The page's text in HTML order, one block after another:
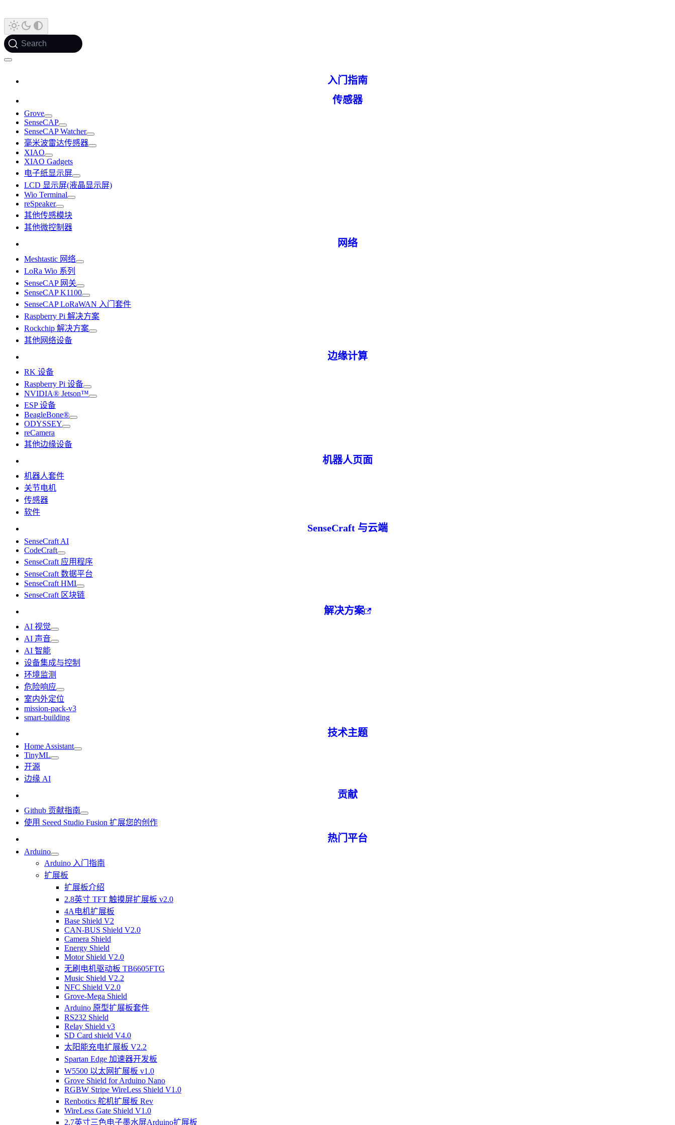
Search
入门指南
传感器
Grove
SenseCAP
SenseCAP Watcher
毫米波雷达传感器
XIAO
XIAO Gadgets
电子纸显示屏
LCD 显示屏(液晶显示屏)
Wio Terminal
reSpeaker
其他传感模块
其他微控制器
网络
Meshtastic 网络
LoRa Wio 系列
SenseCAP 网关
SenseCAP K1100
SenseCAP LoRaWAN 入门套件
Raspberry Pi 解决方案
Rockchip 解决方案
其他网络设备
边缘计算
RK 设备
Raspberry Pi 设备
NVIDIA® Jetson™
ESP 设备
BeagleBone®
ODYSSEY
reCamera
其他边缘设备
机器人页面
机器人套件
关节电机
传感器
软件
SenseCraft 与云端
SenseCraft AI
CodeCraft
SenseCraft 应用程序
SenseCraft 数据平台
SenseCraft HMI
SenseCraft 区块链
解决方案
AI 视觉
AI 声音
AI 智能
设备集成与控制
环境监测
危险响应
室内外定位
mission-pack-v3
smart-building
技术主题
Home Assistant
TinyML
开源
边缘 AI
贡献
Github 贡献指南
使用 Seeed Studio Fusion 扩展您的创作
热门平台
Arduino
Arduino 入门指南
扩展板
扩展板介绍
2.8英寸 TFT 触摸屏扩展板 v2.0
4A电机扩展板
Base Shield V2
CAN-BUS Shield V2.0
Camera Shield
Energy Shield
Motor Shield V2.0
无刷电机驱动板 TB6605FTG
Music Shield V2.2
NFC Shield V2.0
Grove-Mega Shield
Arduino 原型扩展板套件
RS232 Shield
Relay Shield v3
SD Card shield V4.0
太阳能充电扩展板 V2.2
Spartan Edge 加速器开发板
W5500 以太网扩展板 v1.0
Grove Shield for Arduino Nano
RGBW Stripe WireLess Shield V1.0
Renbotics 舵机扩展板 Rev
WireLess Gate Shield V1.0
2.7英寸三色电子墨水屏Arduino扩展板